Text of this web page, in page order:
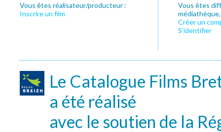
Vous êtes réalisateur/producteur :
Inscrire un film
Vous êtes
Créer un
S’identifier
Le Catalogue Films
a été réalisé
avec le soutien de la